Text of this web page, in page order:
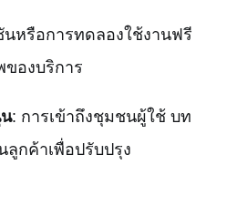
นหรือการทดลองใช้งานฟรี
องบริการ
: การเข้าถึงชุมชนผู้ใช้ บท
กค้าเพื่อปรับปรุง